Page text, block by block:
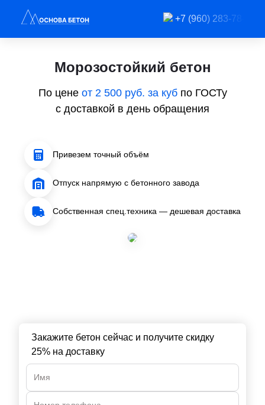
+7 (960) 283-78-89
Морозостойкий бетон
По цене от 2 500 руб. за кубпо ГОСТу
с доставкой в день обращения
Привезем точный объём
Отпуск напрямую с бетонного завода
Собственная спец.техника — дешевая доставка
Закажите бетон сейчас и получите скидку
25% на доставку